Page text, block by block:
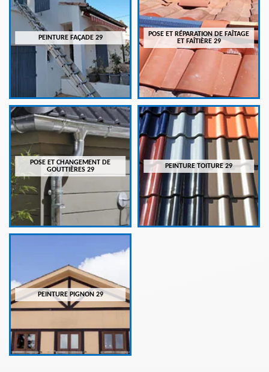
PEINTURE FAÇADE 29
POSE ET RÉPARATION DE FAÎTAGE
ET FAÎTIÈRE 29
POSE ET CHANGEMENT DE
GOUTTIÈRES 29
PEINTURE TOITURE 29
PEINTURE PIGNON 29